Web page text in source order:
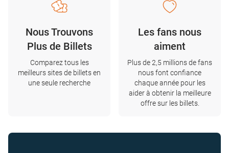
Nous Trouvons
Plus de Billets
Comparez tous les
meilleurs sites de billets en
une seule recherche
Les fans nous
aiment
Plus de 2,5 millions de fans
nous font confiance
chaque année pour les
aider à obtenir la meilleure
offre sur les billets.